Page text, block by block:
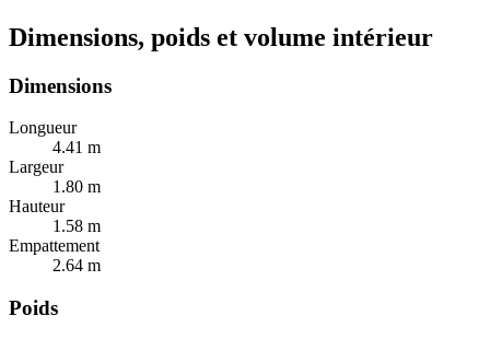
Dimensions, poids et volume intérieur
Dimensions
Longueur
4.41 m
Largeur
1.80 m
Hauteur
1.58 m
Empattement
2.64 m
Poids